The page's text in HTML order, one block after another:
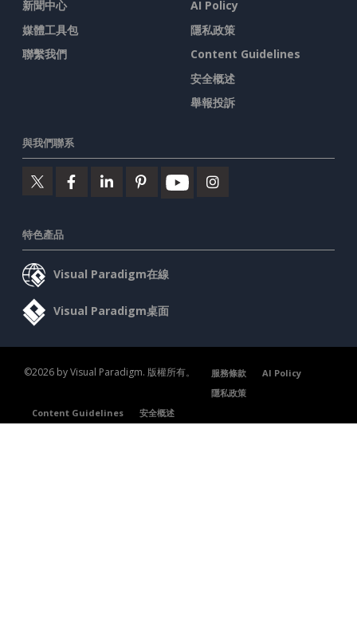
新聞中心
媒體工具包
聯繫我們
AI Policy
隱私政策
Content Guidelines
安全概述
舉報投訴
與我們聯系
特色產品
Visual Paradigm在線
Visual Paradigm桌面
©2026 by Visual Paradigm. 版權所有。 服務條款
AI Policy
隱私政策
Content Guidelines
安全概述